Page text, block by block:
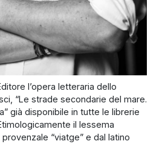
l’opera letteraria dello
“Le strade secondarie del mare.
già disponibile in tutte le librerie
il lessema
“viatge” e dal latino